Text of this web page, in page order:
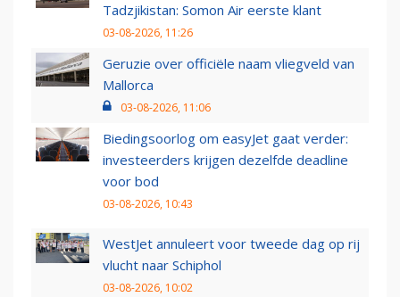
Tadzjikistan: Somon Air eerste klant
03-08-2026, 11:26
Geruzie over officiële naam vliegveld van
Mallorca
03-08-2026, 11:06
Biedingsoorlog om easyJet gaat verder:
investeerders krijgen dezelfde deadline
voor bod
03-08-2026, 10:43
WestJet annuleert voor tweede dag op rij
vlucht naar Schiphol
03-08-2026, 10:02